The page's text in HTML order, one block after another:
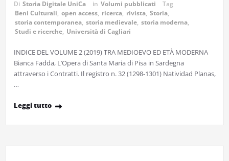
Di Storia Digitale UniCa in Volumi pubblicati
Tag
Beni Culturali, open access, ricerca, rivista, Storia,
storia contemporanea, storia medievale, storia moderna,
Studi e ricerche, Università di Cagliari
INDICE DEL VOLUME 2 (2019) TRA MEDIOEVO ED ETÀ MODERNA
Bianca Fadda, L’Opera di Santa Maria di Pisa in Sardegna
attraverso i Contratti. Il registro n. 32 (1298-1301) Natividad Planas,
…
Leggi tutto